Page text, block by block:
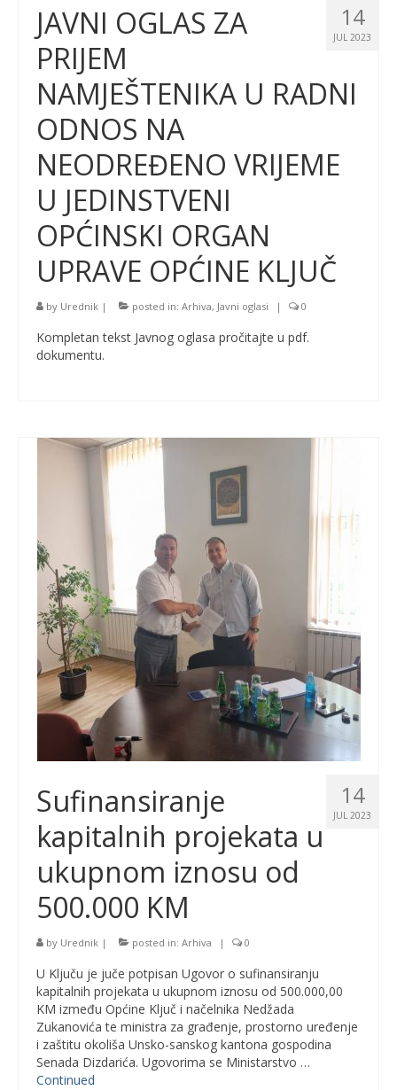
14
JUL 2023
JAVNI OGLAS ZA
PRIJEM
NAMJEŠTENIKA U RADNI
ODNOS NA
NEODREĐENO VRIJEME
U JEDINSTVENI
OPĆINSKI ORGAN
UPRAVE OPĆINE KLJUČ
by Urednik | posted in: Arhiva, Javni oglasi | 0
Kompletan tekst Javnog oglasa pročitajte u pdf.
dokumentu.
14
JUL 2023
Sufinansiranje
kapitalnih projekata u
ukupnom iznosu od
500.000 KM
by Urednik | posted in: Arhiva | 0
U Ključu je juče potpisan Ugovor o sufinansiranju
kapitalnih projekata u ukupnom iznosu od 500.000,00
KM između Općine Ključ i načelnika Nedžada
Zukanovića te ministra za građenje, prostorno uređenje
i zaštitu okoliša Unsko-sanskog kantona gospodina
Senada Dizdarića. Ugovorima se Ministarstvo …
Continued